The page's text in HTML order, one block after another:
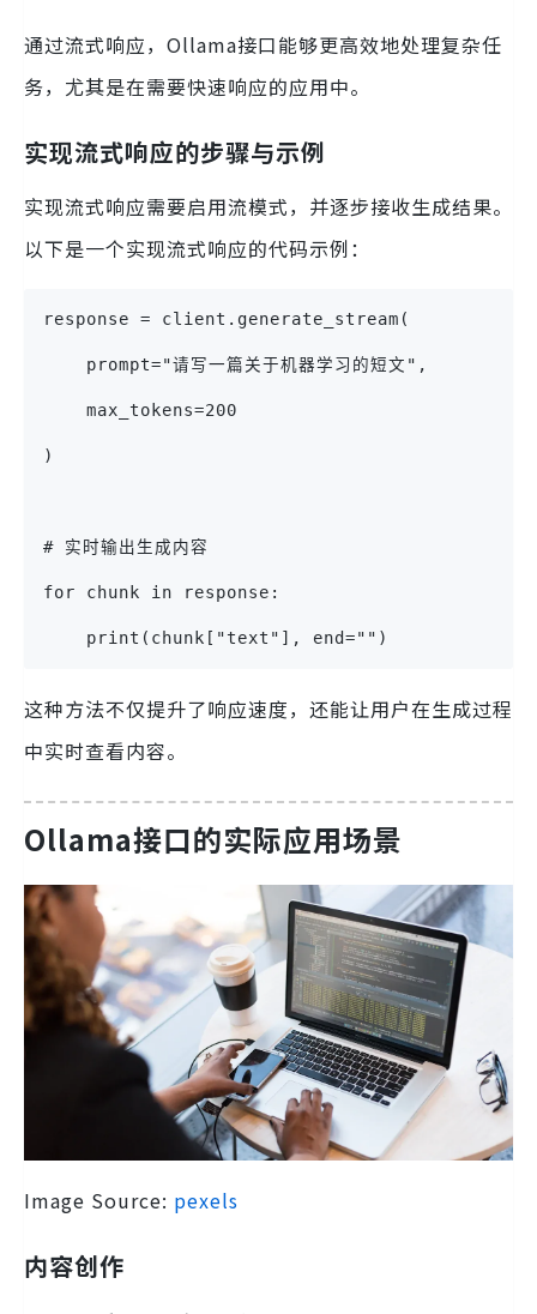
通过流式响应，Ollama接口能够更高效地处理复杂任
务，尤其是在需要快速响应的应用中。
实现流式响应的步骤与示例
实现流式响应需要启用流模式，并逐步接收生成结果。
以下是一个实现流式响应的代码示例：
response = client.generate_stream(
    prompt="请写一篇关于机器学习的短文",
    max_tokens=200
)
# 实时输出生成内容
for chunk in response:
    print(chunk["text"], end="")
这种方法不仅提升了响应速度，还能让用户在生成过程
中实时查看内容。
Ollama接口的实际应用场景
Image Source: pexels
内容创作